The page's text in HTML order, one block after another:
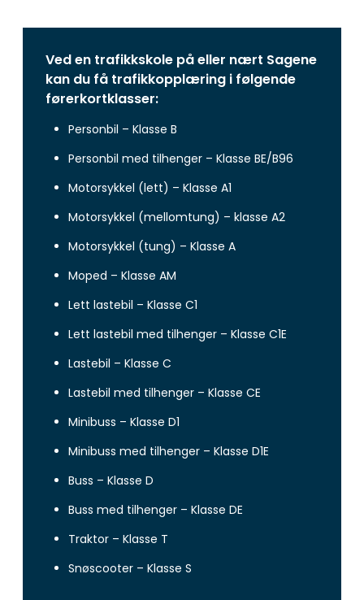
Ved en trafikkskole på eller nært Sagene
kan du få trafikkopplæring i følgende
førerkortklasser:
Personbil – Klasse B
Personbil med tilhenger – Klasse BE/B96
Motorsykkel (lett) – Klasse A1
Motorsykkel (mellomtung) – klasse A2
Motorsykkel (tung) – Klasse A
Moped – Klasse AM
Lett lastebil – Klasse C1
Lett lastebil med tilhenger – Klasse C1E
Lastebil – Klasse C
Lastebil med tilhenger – Klasse CE
Minibuss – Klasse D1
Minibuss med tilhenger – Klasse D1E
Buss – Klasse D
Buss med tilhenger – Klasse DE
Traktor – Klasse T
Snøscooter – Klasse S